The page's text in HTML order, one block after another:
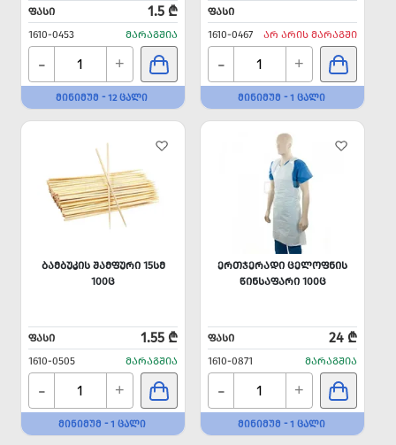
ᲤᲐᲡᲘ 1.5 ₾
1610-0453 ᲛᲐᲠᲐᲒᲨᲘᲐ
- +
ᲛᲘᲜᲘᲛᲣᲛ - 12 ᲪᲐᲚᲘ
ᲤᲐᲡᲘ
1610-0467
ᲐᲠ ᲐᲠᲘᲡ ᲛᲐᲠᲐᲒᲨᲘ
- +
ᲛᲘᲜᲘᲛᲣᲛ - 1 ᲪᲐᲚᲘ
ᲑᲐᲛᲑᲣᲙᲘᲡ ᲨᲐᲛᲤᲣᲠᲘ 15ᲡᲛ
100Ც
ᲤᲐᲡᲘ 1.55 ₾
1610-0505 ᲛᲐᲠᲐᲒᲨᲘᲐ
- +
ᲛᲘᲜᲘᲛᲣᲛ - 1 ᲪᲐᲚᲘ
ᲔᲠᲗᲯᲔᲠᲐᲓᲘ ᲪᲔᲚᲝᲤᲜᲘᲡ
ᲬᲘᲜᲡᲐᲤᲐᲠᲘ 100Ც
ᲤᲐᲡᲘ 24 ₾
1610-0871 ᲛᲐᲠᲐᲒᲨᲘᲐ
- +
ᲛᲘᲜᲘᲛᲣᲛ - 1 ᲪᲐᲚᲘ